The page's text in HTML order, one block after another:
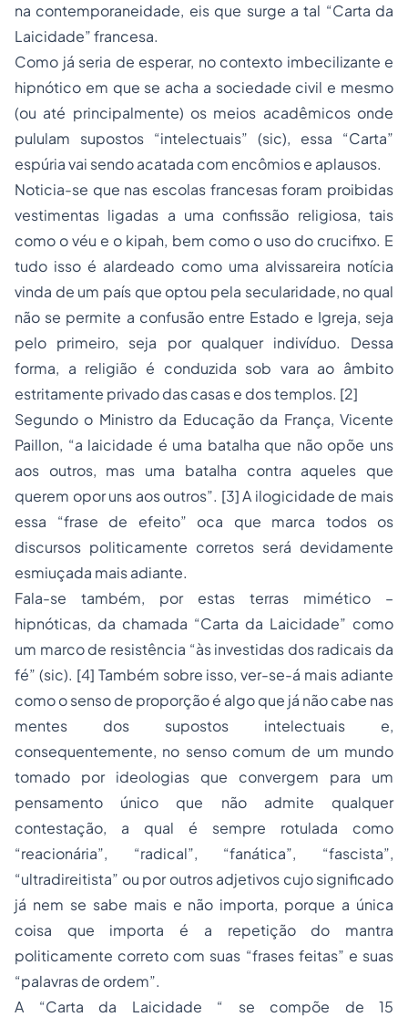
na contemporaneidade, eis que surge a tal “Carta da
Laicidade” francesa.
Como já seria de esperar, no contexto imbecilizante e
hipnótico em que se acha a sociedade civil e mesmo
(ou até principalmente) os meios acadêmicos onde
pululam supostos “intelectuais” (sic), essa “Carta”
espúria vai sendo acatada com encômios e aplausos.
Noticia-se que nas escolas francesas foram proibidas
vestimentas ligadas a uma confissão religiosa, tais
como o véu e o kipah, bem como o uso do crucifixo. E
tudo isso é alardeado como uma alvissareira notícia
vinda de um país que optou pela secularidade, no qual
não se permite a confusão entre Estado e Igreja, seja
pelo primeiro, seja por qualquer indivíduo. Dessa
forma, a religião é conduzida sob vara ao âmbito
estritamente privado das casas e dos templos. [2]
Segundo o Ministro da Educação da França, Vicente
Paillon, “a laicidade é uma batalha que não opõe uns
aos outros, mas uma batalha contra aqueles que
querem opor uns aos outros”. [3]A ilogicidade de mais
essa “frase de efeito” oca que marca todos os
discursos politicamente corretos será devidamente
esmiuçada mais adiante.
Fala-se também, por estas terras mimético –
hipnóticas, da chamada “Carta da Laicidade” como
um marco de resistência “às investidas dos radicais da
fé” (sic). [4] Também sobre isso, ver-se-á mais adiante
como o senso de proporção é algo que já não cabe nas
mentes dos supostos intelectuais e,
consequentemente, no senso comum de um mundo
tomado por ideologias que convergem para um
pensamento único que não admite qualquer
contestação, a qual é sempre rotulada como
“reacionária”, “radical”, “fanática”, “fascista”,
“ultradireitista” ou por outros adjetivos cujo significado
já nem se sabe mais e não importa, porque a única
coisa que importa é a repetição do mantra
politicamente correto com suas “frases feitas” e suas
“palavras de ordem”.
A “Carta da Laicidade “ se compõe de 15